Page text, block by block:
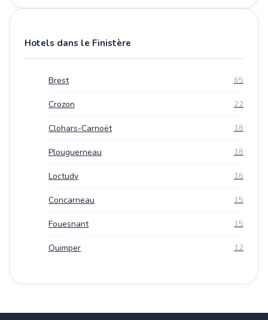
Hotels dans le Finistère
Brest 65
Crozon 22
Clohars-Carnoët 18
Plouguerneau 18
Loctudy 16
Concarneau 15
Fouesnant 15
Quimper 12